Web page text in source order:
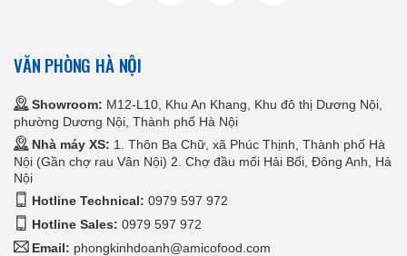
VĂN PHÒNG HÀ NỘI
Showroom: M12-L10, Khu An Khang, Khu đô thị Dương Nội,
phường Dương Nội, Thành phố Hà Nội
Nhà máy XS: 1. Thôn Ba Chữ, xã Phúc Thịnh, Thành phố Hà
Nội (Gần chợ rau Vân Nội) 2. Chợ đầu mối Hải Bối, Đông Anh, Hà
Nội
Hotline Technical: 0979 597 972
Hotline Sales: 0979 597 972
Email: phongkinhdoanh@amicofood.com